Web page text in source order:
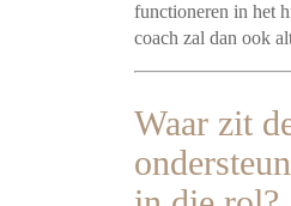
functioneren in het
coach zal dan ook
Waar zit